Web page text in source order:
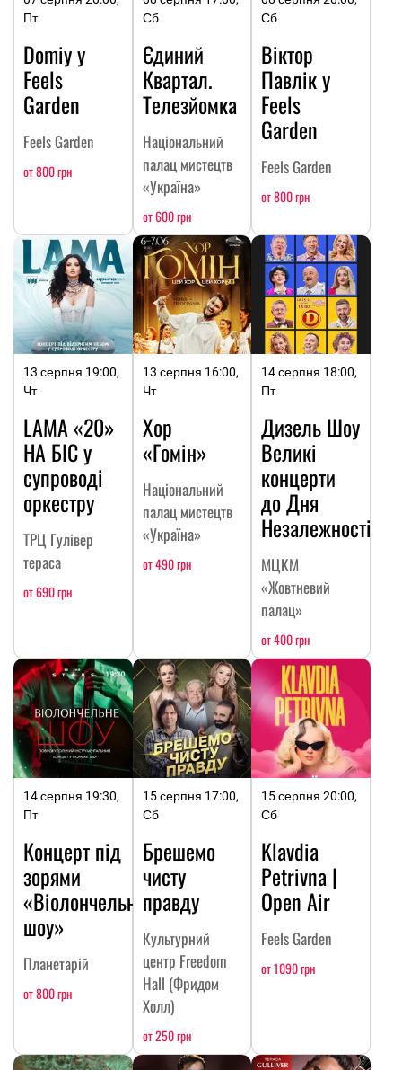
Пт
Domiy у
Feels
Garden
Feels Garden
от 800 грн
Сб
Єдиний
Квартал.
Телезйомка
Національний
палац мистецтв
«Україна»
от 600 грн
Сб
Віктор
Павлік у
Feels
Garden
Feels Garden
от 800 грн
13 серпня 19:00,
Чт
LAMA «20»
НА БІС у
супроводі
оркестру
ТРЦ Гулівер
тераса
от 690 грн
13 серпня 16:00,
Чт
Хор
«Гомін»
Національний
палац мистецтв
«Україна»
от 490 грн
14 серпня 18:00,
Пт
Дизель Шоу
Великі
концерти
до Дня
Незалежності
МЦКМ
«Жовтневий
палац»
от 400 грн
14 серпня 19:30,
Пт
Концерт під
зорями
«Віолончельне
шоу»
Планетарій
от 800 грн
15 серпня 17:00,
Сб
Брешемо
чисту
правду
Культурний
центр Freedom
Hall (Фридом
Холл)
от 250 грн
15 серпня 20:00,
Сб
Klavdia
Petrivna |
Open Air
Feels Garden
от 1090 грн